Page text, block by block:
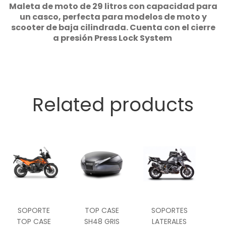
Maleta de moto de 29 litros con capacidad para
un casco, perfecta para modelos de moto y
scooter de baja cilindrada. Cuenta con el cierre
a presión Press Lock System
Related products
SOPORTE
TOP CASE
TOP CASE
SH48 GRIS
SOPORTES
LATERALES